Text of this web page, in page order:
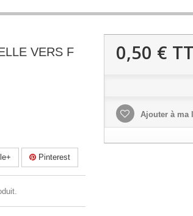
VERS F
Pinterest
0,50 €
Ajouter à ma